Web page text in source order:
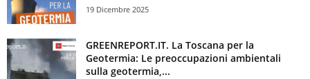
19 Dicembre 2025
GREENREPORT.IT. La Toscana per la
Geotermia: Le preoccupazioni ambientali
sulla geotermia,...